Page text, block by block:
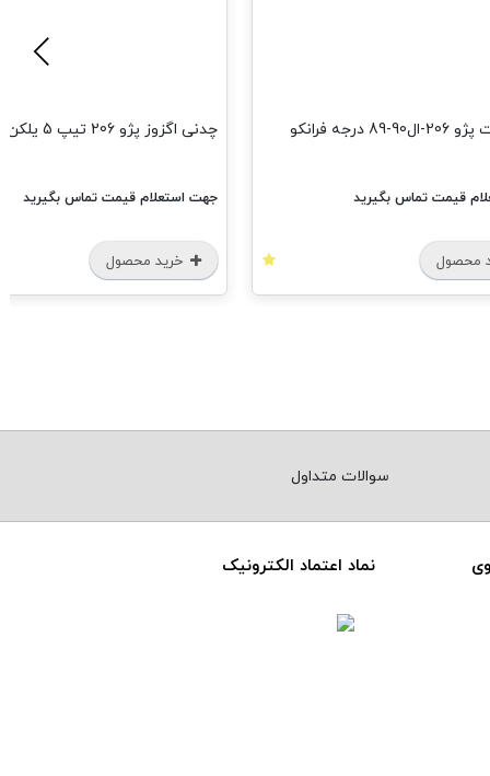
تیپ 5 یلکن
قیمت تماس بگیرید
محصول
جهت استعلام قیمت تماس بگیرید
خرید محصول
سوالات متداول
نماد اعتماد الکترونیک